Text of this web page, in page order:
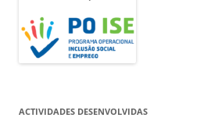
ACTIVIDADES DESENVOLVIDAS